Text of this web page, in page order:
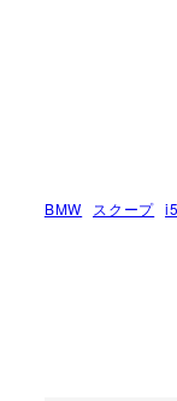
BMW スクープ i5